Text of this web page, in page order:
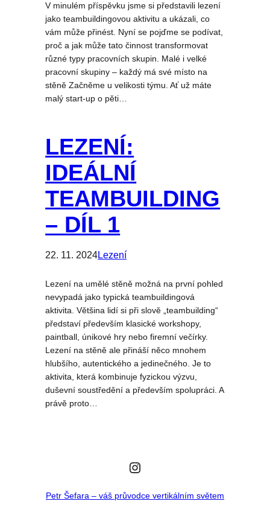
V minulém příspěvku jsme si představili lezení
jako teambuildingovou aktivitu a ukázali, co
vám může přinést. Nyní se pojďme se podívat,
proč a jak může tato činnost transformovat
různé typy pracovních skupin. Malé i velké
pracovní skupiny – každý má své místo na
stěně Začněme u velikosti týmu. Ať už máte
malý start-up o pěti…
LEZENÍ:
IDEÁLNÍ
TEAMBUILDING
– DÍL 1
22. 11. 2024Lezení
Lezení na umělé stěně možná na první pohled
nevypadá jako typická teambuildingová
aktivita. Většina lidí si při slově „teambuilding“
představí především klasické workshopy,
paintball, únikové hry nebo firemní večírky.
Lezení na stěně ale přináší něco mnohem
hlubšího, autentického a jedinečného. Je to
aktivita, která kombinuje fyzickou výzvu,
duševní soustředění a především spolupráci. A
právě proto…
Instagram
Petr Šefara – váš průvodce vertikálním světem